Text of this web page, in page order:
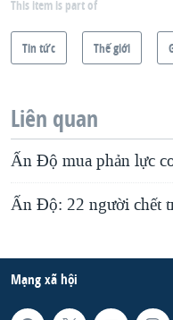
This item is part of
Tin tức Thế giới
Liên quan
Ấn Độ mua phản lực
Ấn Độ: 22 người chết
Mạng xã hội